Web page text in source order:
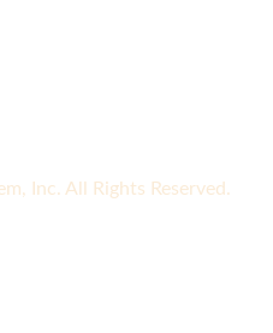
Inc. All Rights Reserved.